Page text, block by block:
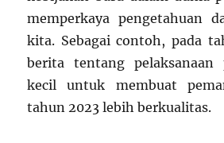
memperkaya pengetahuan
kita. Sebagai contoh, pada
berita tentang pelaksanaan
kecil untuk membuat
tahun 2023 lebih berkualitas.